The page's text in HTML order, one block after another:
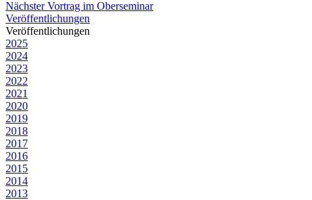
Nächster Vortrag im Oberseminar
Veröffentlichungen
Veröffentlichungen
2025
2024
2023
2022
2021
2020
2019
2018
2017
2016
2015
2014
2013